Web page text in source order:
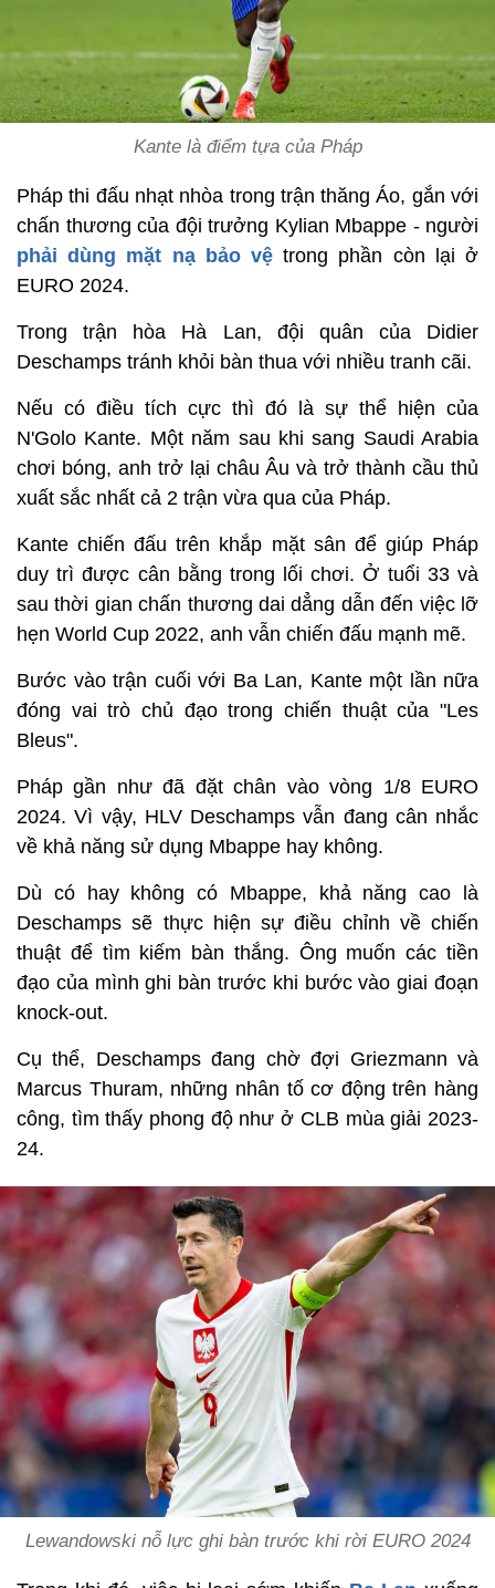
Kante là điểm tựa của Pháp
Pháp thi đấu nhạt nhòa trong trận thăng Áo, gắn với
chấn thương của đội trưởng Kylian Mbappe - người
phải dùng mặt nạ bảo vệ trong phần còn lại ở
EURO 2024.
Trong trận hòa Hà Lan, đội quân của Didier
Deschamps tránh khỏi bàn thua với nhiều tranh cãi.
Nếu có điều tích cực thì đó là sự thể hiện của
N'Golo Kante. Một năm sau khi sang Saudi Arabia
chơi bóng, anh trở lại châu Âu và trở thành cầu thủ
xuất sắc nhất cả 2 trận vừa qua của Pháp.
Kante chiến đấu trên khắp mặt sân để giúp Pháp
duy trì được cân bằng trong lối chơi. Ở tuổi 33 và
sau thời gian chấn thương dai dẳng dẫn đến việc lỡ
hẹn World Cup 2022, anh vẫn chiến đấu mạnh mẽ.
Bước vào trận cuối với Ba Lan, Kante một lần nữa
đóng vai trò chủ đạo trong chiến thuật của "Les
Bleus".
Pháp gần như đã đặt chân vào vòng 1/8 EURO
2024. Vì vậy, HLV Deschamps vẫn đang cân nhắc
về khả năng sử dụng Mbappe hay không.
Dù có hay không có Mbappe, khả năng cao là
Deschamps sẽ thực hiện sự điều chỉnh về chiến
thuật để tìm kiếm bàn thắng. Ông muốn các tiền
đạo của mình ghi bàn trước khi bước vào giai đoạn
knock-out.
Cụ thể, Deschamps đang chờ đợi Griezmann và
Marcus Thuram, những nhân tố cơ động trên hàng
công, tìm thấy phong độ như ở CLB mùa giải 2023-
24.
Lewandowski nỗ lực ghi bàn trước khi rời EURO 2024